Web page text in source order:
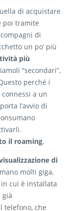
di acquistare
poi tramite
di
un po’ più
più
“secondari”,
perché i
a un
l’avvio di
il roaming.
di
molti giga,
cui è installata
già
telefono, che